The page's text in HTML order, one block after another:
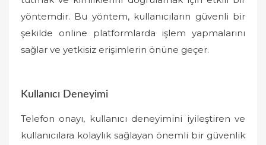
yöntemdir. Bu yöntem, kullanıcıların güvenli bir
şekilde online platformlarda işlem yapmalarını
sağlar ve yetkisiz erişimlerin önüne geçer.
Kullanıcı Deneyimi
Telefon onayı, kullanıcı deneyimini iyileştiren ve
kullanıcılara kolaylık sağlayan önemli bir güvenlik